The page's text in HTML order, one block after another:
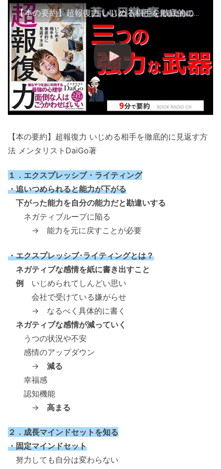
【本の要約】超報復力 いじめる相手を徹底的に見返す方法 メンタリストDaiGo著
【本の要約】超報復力 いじめる相手を徹底的に見返す方
法 メンタリストDaiGo著
１．エクスプレッシブ・ライティング
・追いつめられると能力が下がる
下がった能力を自分の能力だと勘違いする
ネガティブループに陥る
→ 能力を元に戻すことが必要
・エクスプレッシブ･ライティングとは？
ネガティブな感情を紙に書き出すこと
例 いじめられてしんどい思い
会社で受けている嫌がらせ
→ なるべく具体的に書く
ネガティブな感情が減っていく
うつの状況や不安
感情のアップダウン
→ 減る
幸福感
認知機能
→ 高まる
２．成長マインドセットを知る
・固定マインドセット
努力しても自分は変わらない